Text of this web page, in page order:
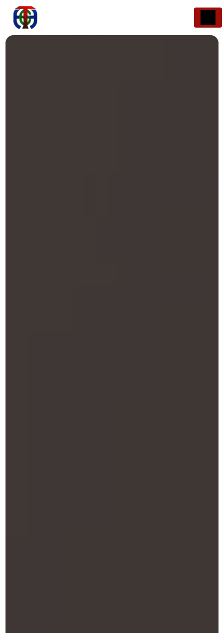
Panneau de gestion des cookies